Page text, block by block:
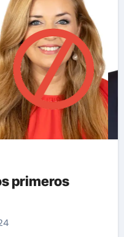
primeros